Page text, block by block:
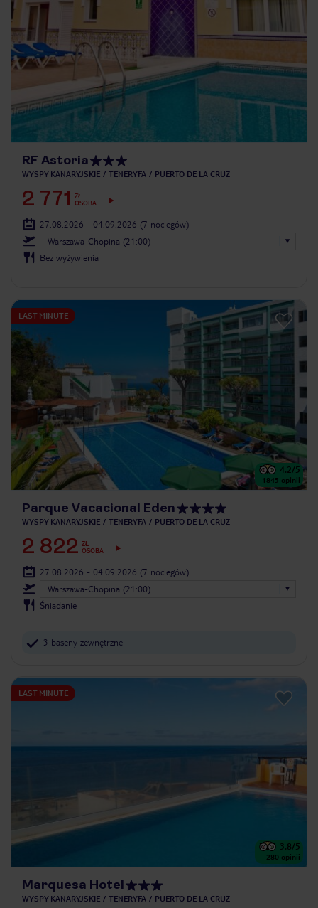
RF Astoria
WYSPY KANARYJSKIE TENERYFA PUERTO DE LA CRUZ
2 771
ZŁ
OSOBA
27.08.2026 - 04.09.2026 (7 noclegów)
Warszawa-Chopina (21:00)
Bez wyżywienia
LAST MINUTE
4.2/5
1845 opinii
Parque Vacacional Eden
WYSPY KANARYJSKIE TENERYFA PUERTO DE LA CRUZ
2 822 ZŁ
OSOBA
27.08.2026 - 04.09.2026 (7 noclegów)
Warszawa-Chopina (21:00)
Śniadanie
3 baseny zewnętrzne
LAST MINUTE
3.8/5
280 opinii
Marquesa Hotel
WYSPY KANARYJSKIE TENERYFA PUERTO DE LA CRUZ